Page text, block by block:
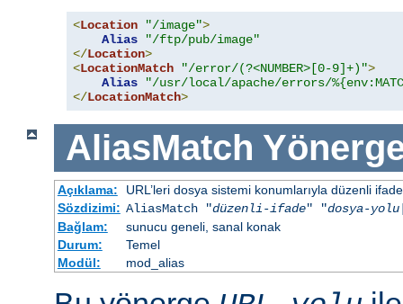
<Location "/image">
Alias
"/ftp/pub/image"
</Location>
<LocationMatch "/error/(?<NUMBER>[0-9]+)">
Alias
"/usr/local/apache/errors/
</LocationMatch>
AliasMatch
Açıklama:
URL’leri dosya sistemi konumlarıyla düzenli
Sözdizimi: AliasMatch "düzenli-ifade" "dosya-yolu
Bağlam:
sunucu geneli, sanal konak
Durum:
Temel
Modül:
mod_alias